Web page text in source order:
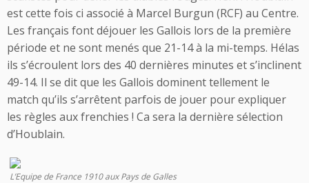
est cette fois ci associé à Marcel Burgun (RCF) au Centre.
Les français font déjouer les Gallois lors de la première
période et ne sont menés que 21-14 à la mi-temps. Hélas
ils s’écroulent lors des 40 dernières minutes et s’inclinent
49-14. Il se dit que les Gallois dominent tellement le
match qu’ils s’arrêtent parfois de jouer pour expliquer
les règles aux frenchies ! Ca sera la dernière sélection
d’Houblain.
L’Equipe de France 1910 aux Pays de Galles